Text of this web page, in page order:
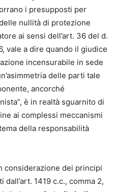
i presupposti per
nullità di protezione
ai sensi dell’art. 36 del d.
vale a dire quando il giudice
incensurabile in sede
delle parti tale
ancorché
è in realtà sguarnito di
ai complessi meccanismi
della responsabilità
considerazione dei principi
1419 c.c., comma 2,